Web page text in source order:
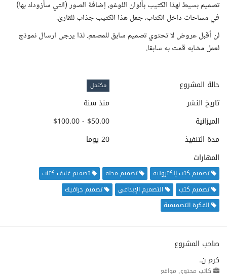
تصميم بسيط لهذا الكتيب بألوان اللوغو، إضافة الصور (التي سأزودك بها)
في مساحات داخل الكتاب، جعل هذا الكتيب جذاب للقارئ.
لن أقبل عروض لا تحتوي تصميم سابق للمصمم. لذا يرجى ارسال نموذج
لعمل مشابه قمت به سابقا.
حالة المشروع مكتمل
تاريخ النشر
منذ سنة
الميزانية
$50.00 - $100.00
مدة التنفيذ
20 يوما
المهارات
تصميم كتب إلكترونية تصميم مجلة
تصميم غلاف كتاب
تصميم كتب
التصميم الإبداعي
تصميم جرافيك
الفكرة التصميمية
صاحب المشروع
كرم ن.
كاتب محتوى مواقع